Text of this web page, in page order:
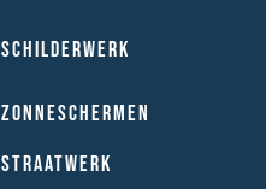
Schilderwerk
Zonneschermen
Straatwerk